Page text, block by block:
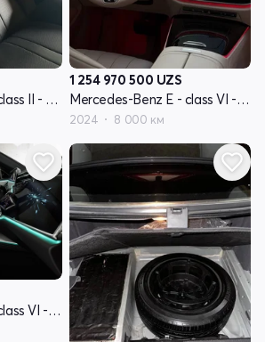
Mercedes-Benz E - class II - поколение W210 рестайлинг
1 254 970 500 UZS
Mercedes-Benz E - class VI - поколение (W214, S214)
2024 8 000 км
Mercedes-Benz E - class VI - поколение (W214, S214)